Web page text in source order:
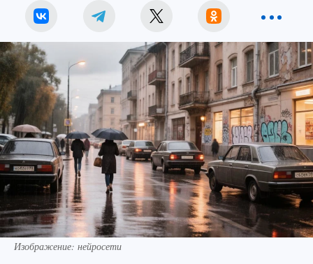
Изображение: нейросети